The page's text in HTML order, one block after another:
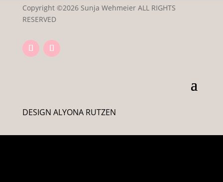
Copyright ©2026 Sunja Wehmeier ALL RIGHTS
RESERVED
DESIGN ALYONA RUTZEN